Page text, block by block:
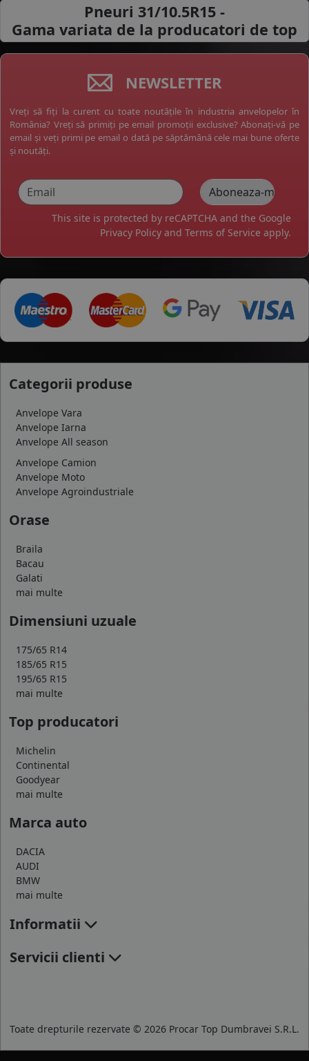
Pneuri 31/10.5R15 -
Gama variata de la producatori de top
NEWSLETTER
Vreți să fiți la curent cu toate noutățile în industria anvelopelor în
România? Vreți să primiți pe email promoții exclusive? Abonați-vă pe
email și veți primi pe email o dată pe săptămână cele mai bune oferte
și noutăți.
This site is protected by reCAPTCHA and the Google
Privacy Policy and Terms of Service apply.
Categorii produse
Anvelope Vara
Anvelope Iarna
Anvelope All season
Anvelope Camion
Anvelope Moto
Anvelope Agroindustriale
Orase
Braila
Bacau
Galati
mai multe
Dimensiuni uzuale
175/65 R14
185/65 R15
195/65 R15
mai multe
Top producatori
Michelin
Continental
Goodyear
mai multe
Marca auto
DACIA
AUDI
BMW
mai multe
Informatii
Servicii clienti
Toate drepturile rezervate © 2026 Procar Top Dumbravei S.R.L.